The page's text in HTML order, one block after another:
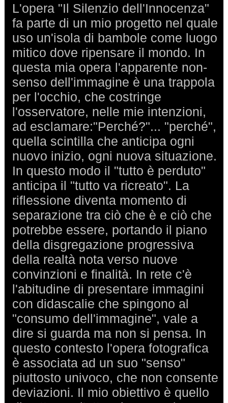
L'opera "Il Silenzio dell'Innocenza"
fa parte di un mio progetto nel quale
uso un'isola di bambole come luogo
mitico dove ripensare il mondo. In
questa mia opera l'apparente non-
senso dell'immagine è una trappola
per l'occhio, che costringe
l'osservatore, nelle mie intenzioni,
ad esclamare:"Perché?"... "perché",
quella scintilla che anticipa ogni
nuovo inizio, ogni nuova situazione.
In questo modo il "tutto è perduto"
anticipa il "tutto va ricreato". La
riflessione diventa momento di
separazione tra ciò che è e ciò che
potrebbe essere, portando il piano
della disgregazione progressiva
della realtà nota verso nuove
convinzioni e finalità. In rete c'è
l'abitudine di presentare immagini
con didascalie che spingono al
"consumo dell'immagine", vale a
dire si guarda ma non si pensa. In
questo contesto l'opera fotografica
è associata ad un suo "senso"
piuttosto univoco, che non consente
deviazioni. Il mio obiettivo è quello